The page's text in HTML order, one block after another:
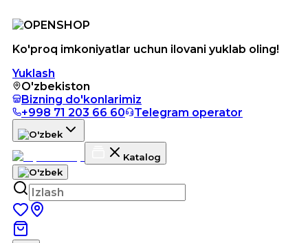
Ko'proq imkoniyatlar uchun ilovani yuklab oling!
Yuklash
O'zbekiston
Bizning do'konlarimiz
+998 71 203 66 60
Telegram operator
Katalog